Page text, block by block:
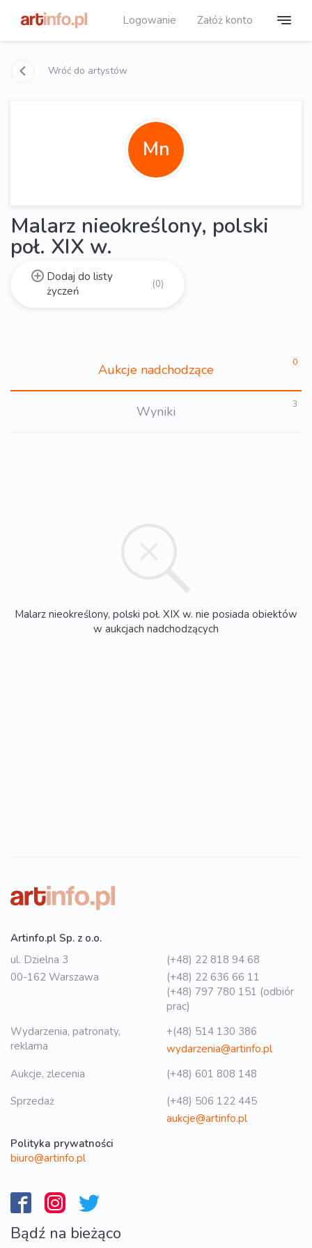
Logowanie Załóż konto
Wróć do artystów
Mn
Malarz nieokreślony, polski
poł. XIX w.
Dodaj do listy
życzeń
(0)
Aukcje nadchodzące 0
Wyniki 3
Malarz nieokreślony, polski poł. XIX w. nie posiada obiektów
w aukcjach nadchodzących
Artinfo.pl Sp. z o.o.
ul. Dzielna 3
00-162 Warszawa
(+48) 22 818 94 68
(+48) 22 636 66 11
(+48) 797 780 151 (odbiór
prac)
Wydarzenia, patronaty,
reklama
+(48) 514 130 386
wydarzenia@artinfo.pl
Aukcje, zlecenia
(+48) 601 808 148
Sprzedaż
(+48) 506 122 445
aukcje@artinfo.pl
Polityka prywatności
biuro@artinfo.pl
Bądź na bieżąco